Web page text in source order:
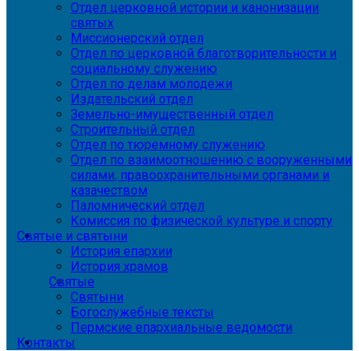
Отдел церковной истории и канонизации
святых
Миссионерский отдел
Отдел по церковной благотворительности и
социальному служению
Отдел по делам молодежи
Издательский отдел
Земельно-имущественный отдел
Строительный отдел
Отдел по тюремному служению
Отдел по взаимоотношению с вооруженными
силами, правоохранительными органами и
казачеством
Паломнический отдел
Комиссия по физической культуре и спорту
Святые и святыни
История епархии
История храмов
Святые
Святыни
Богослужебные тексты
Пермские епархиальные ведомости
Контакты